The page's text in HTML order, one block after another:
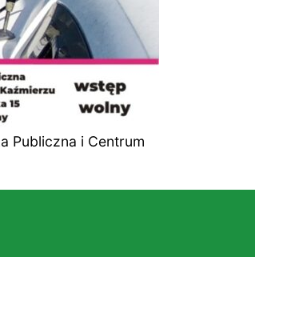
Publiczna i Centrum